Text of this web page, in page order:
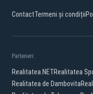
ContactTermeni și condiții
Parteneri:
Realitatea.NETRealitatea
Realitatea de Dambovita